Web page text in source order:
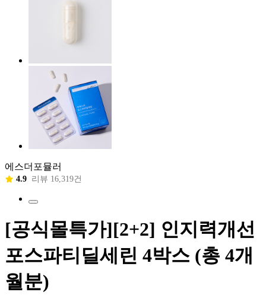
에스더포뮬러
4.9 리뷰 16,319건
[공식몰특가][2+2] 인지력개선
포스파티딜세린 4박스 (총 4개
월분)